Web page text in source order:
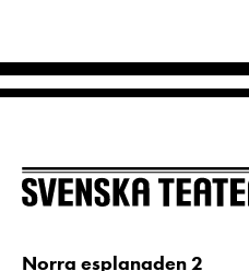
Norra esplanaden 2